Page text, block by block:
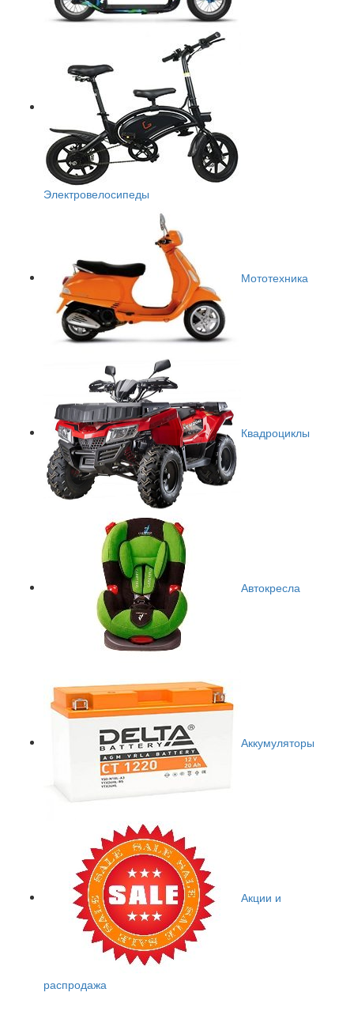
Электровелосипеды
Мототехника
Квадроциклы
Автокресла
Аккумуляторы
Акции и
распродажа